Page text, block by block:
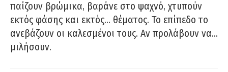
παίζουν βρώμικα, βαράνε στο ψαχνό, χτυπούν
εκτός φάσης και εκτός… θέματος. Το επίπεδο το
ανεβάζουν οι καλεσμένοι τους. Αν προλάβουν να…
μιλήσουν.